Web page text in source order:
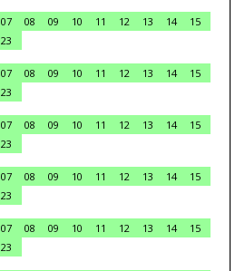
07 08 09 10 11 12 13 14
15
23
07 08 09 10 11 12 13 14
15
23
07 08 09 10 11 12 13 14
15
23
07 08 09 10 11 12 13 14
15
23
07 08 09 10 11 12 13 14
15
23